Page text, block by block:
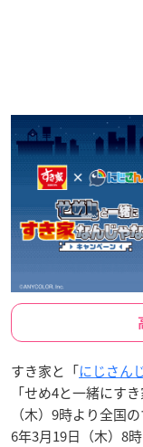
すき家と「にじさん
「せめ4と一緒にす
（木）9時より全国
6年3月19日（木）8時